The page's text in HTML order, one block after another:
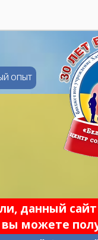
ОПЫТ
данный
можете